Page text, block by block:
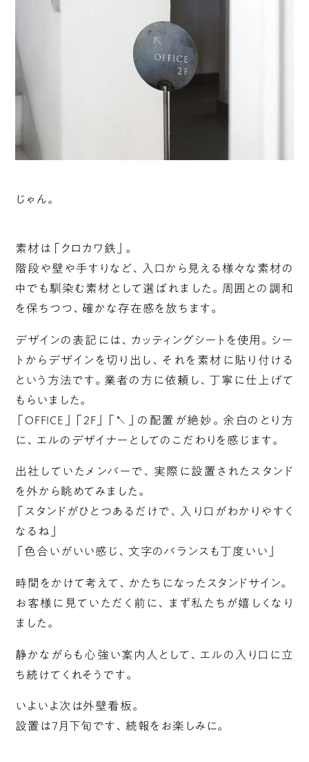
じゃん。
素材は「クロカワ鉄」。
階段や壁や手すりなど、入口から見える様々な素材の
中でも馴染む素材として選ばれました。周囲との調和
を保ちつつ、確かな存在感を放ちます。
デザインの表記には、カッティングシートを使用。シー
トからデザインを切り出し、それを素材に貼り付ける
という方法です。業者の方に依頼し、丁寧に仕上げて
もらいました。
「OFFICE」「2F」「↖」の配置が絶妙。余白のとり方
に、エルのデザイナーとしてのこだわりを感じます。
出社していたメンバーで、実際に設置されたスタンド
を外から眺めてみました。
「スタンドがひとつあるだけで、入り口がわかりやすく
なるね」
「色合いがいい感じ、文字のバランスも丁度いい」
時間をかけて考えて、かたちになったスタンドサイン。
お客様に見ていただく前に、まず私たちが嬉しくなり
ました。
静かながらも心強い案内人として、エルの入り口に立
ち続けてくれそうです。
いよいよ次は外壁看板。
設置は7月下旬です、続報をお楽しみに。